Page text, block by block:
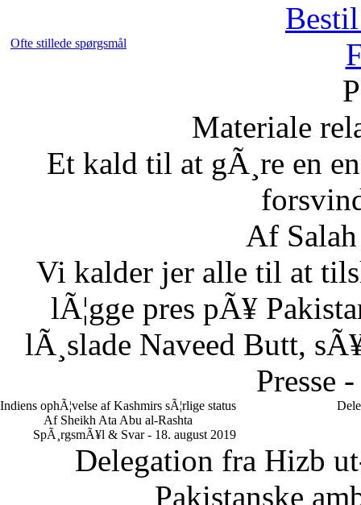
Ofte stillede spørgsmål
Materiale
Et kald til at gÃ¸re en
Af
Vi kalder jer alle til at
lÃ¦gge pres pÃ¥
lÃ¸slade Naveed Butt,
Presse
Indiens ophÃ¦velse af Kashmirs sÃ¦rlige status
Af Sheikh Ata Abu al-Rashta
SpÃ¸rgsmÃ¥l & Svar - 18. august 2019
Delegation fra Hizb
Pakistanske